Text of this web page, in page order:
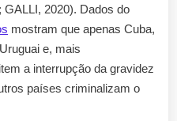
2020). Dados do
mostram que apenas Cuba,
e, mais
a interrupção da gravidez
países criminalizam o